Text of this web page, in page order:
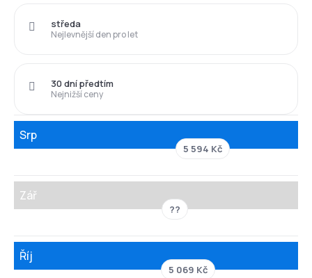
Nejlevnější den pro let
středa
Nejnižší ceny
30 dní předtím
Srp
5 594 Kč
Zář
??
Říj
5 069 Kč